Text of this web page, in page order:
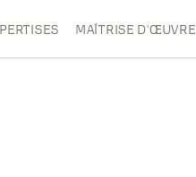
MAÎTRISE D’ŒUVRE